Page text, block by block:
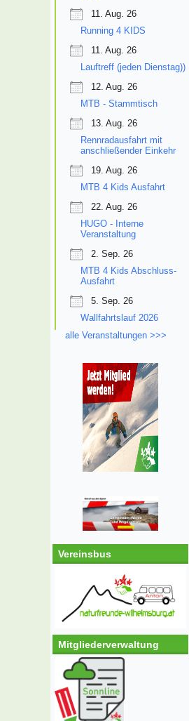
11. Aug. 26
Running 4 KIDS
11. Aug. 26
Lauftreff (jeden Dienstag))
12. Aug. 26
MTB - Stammtisch
13. Aug. 26
Rennradausfahrt mit
anschließender Einkehr
19. Aug. 26
MTB 4 Kids Ausfahrt
22. Aug. 26
HUGO - Interne
Veranstaltung
2. Sep. 26
MTB 4 Kids Abschluss-
Ausfahrt
5. Sep. 26
Wallfahrtslauf 2026
alle Veranstaltungen >>>
Vereinsbus
Mitgliederverwaltung